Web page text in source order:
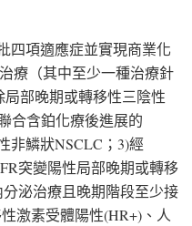
四項適應症並實現商業化
療（其中至少一種治療針
部晚期或轉移性三陰性
合含鉑化療後進展的
非鱗狀NSCLC；3)經
突變陽性局部晚期或轉移
泌治療且晚期階段至少接
激素受體陽性(HR+)、人